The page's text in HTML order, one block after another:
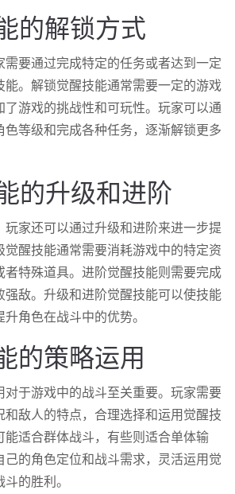
的解锁方式
要通过完成特定的任务或者达到一定
。解锁觉醒技能通常需要一定的游戏
游戏的挑战性和可玩性。玩家可以通
等级和完成各种任务，逐渐解锁更多
的升级和进阶
家还可以通过升级和进阶来进一步提
醒技能通常需要消耗游戏中的特定资
特殊道具。进阶觉醒技能则需要完成
敌。升级和进阶觉醒技能可以使技能
角色在战斗中的优势。
的策略运用
于游戏中的战斗至关重要。玩家需要
敌人的特点，合理选择和运用觉醒技
适合群体战斗，有些则适合单体输
的角色定位和战斗需求，灵活运用觉
的胜利。